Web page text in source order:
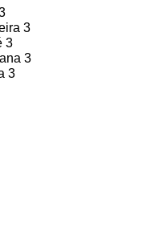
3
3
3
3